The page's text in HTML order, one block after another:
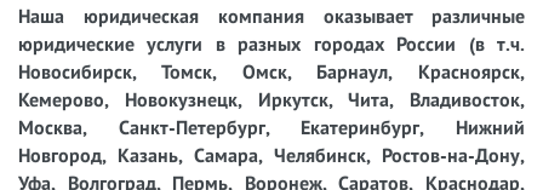
Наша юридическая компания оказывает различные
юридические услуги в разных городах России (в т.ч.
Новосибирск, Томск, Омск, Барнаул, Красноярск,
Кемерово, Новокузнецк, Иркутск, Чита, Владивосток,
Москва, Санкт-Петербург, Екатеринбург, Нижний
Новгород, Казань, Самара, Челябинск, Ростов-на-Дону,
Уфа, Волгоград, Пермь, Воронеж, Саратов, Краснодар,